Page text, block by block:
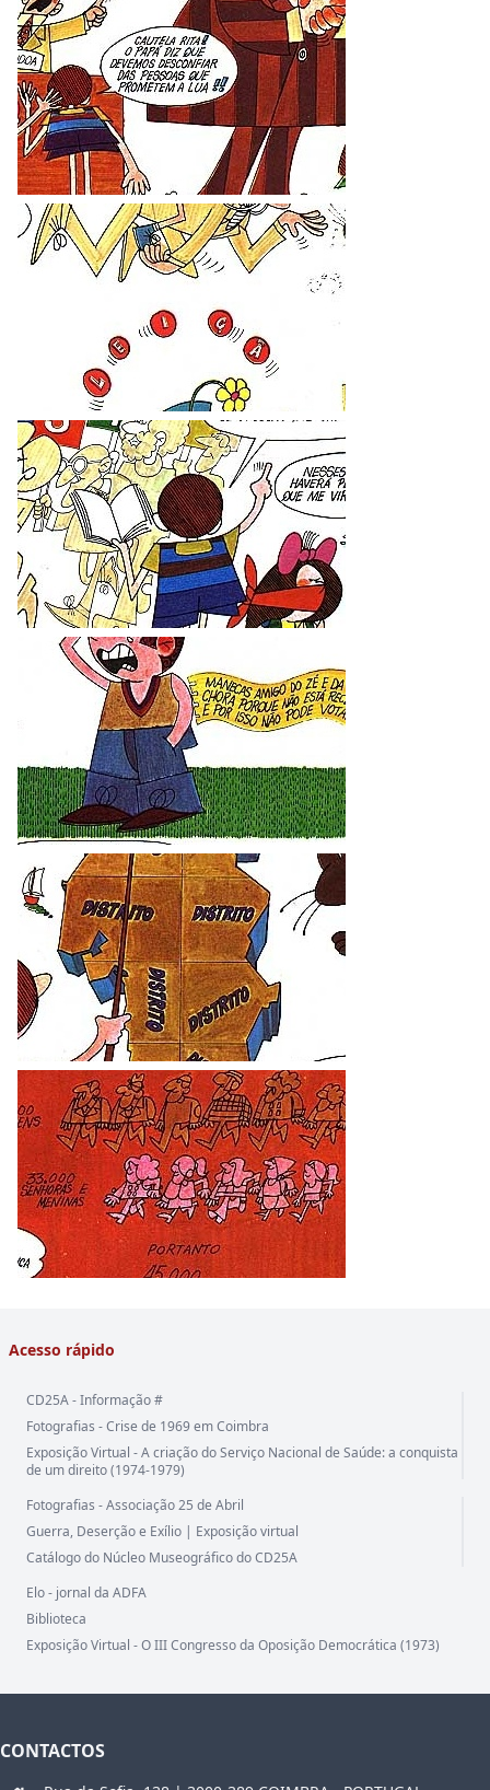
Acesso rápido
CD25A - Informação #
Fotografias - Crise de 1969 em Coimbra
Exposição Virtual - A criação do Serviço Nacional de Saúde: a conquista
de um direito (1974-1979)
Fotografias - Associação 25 de Abril
Guerra, Deserção e Exílio | Exposição virtual
Catálogo do Núcleo Museográfico do CD25A
Elo - jornal da ADFA
Biblioteca
Exposição Virtual - O III Congresso da Oposição Democrática (1973)
CONTACTOS